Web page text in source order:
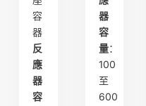
容
器
反
應
器
容
器
容
量：
100
至
600